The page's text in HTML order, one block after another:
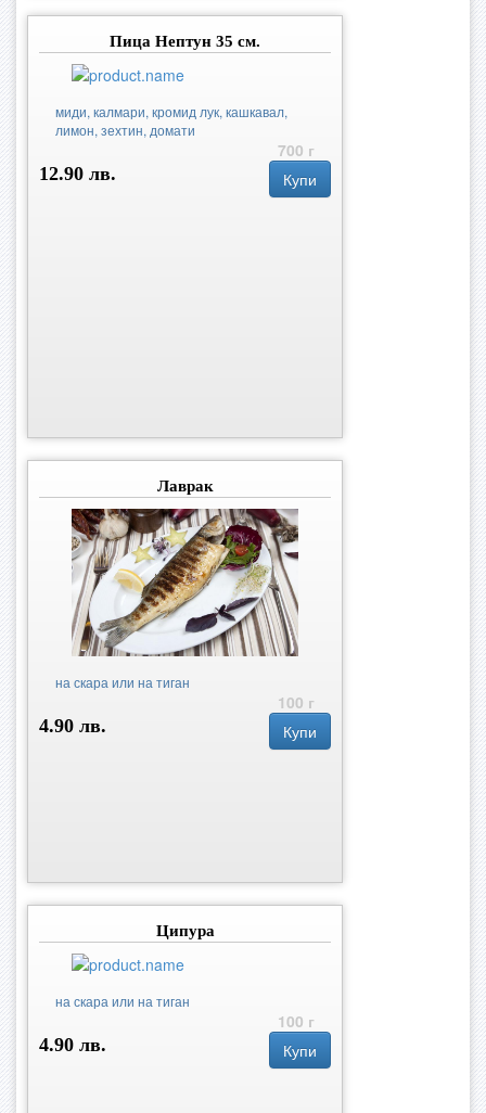
Пица Нептун 35 см.
миди, калмари, кромид лук, кашкавал,
лимон, зехтин, домати
700 г
12.90 лв.
Купи
Лаврак
на скара или на тиган
100 г
4.90 лв.
Купи
Ципура
на скара или на тиган
100 г
4.90 лв.
Купи